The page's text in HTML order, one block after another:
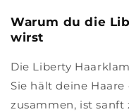
Warum du die
wirst
Die Liberty
Sie hält deine
zusammen, ist